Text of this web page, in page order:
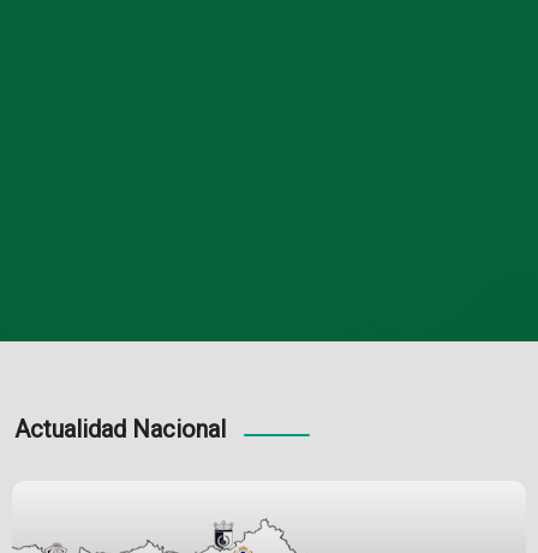
Actualidad Nacional